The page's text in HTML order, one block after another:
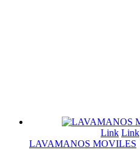
Link Link
LAVAMANOS MOVILES